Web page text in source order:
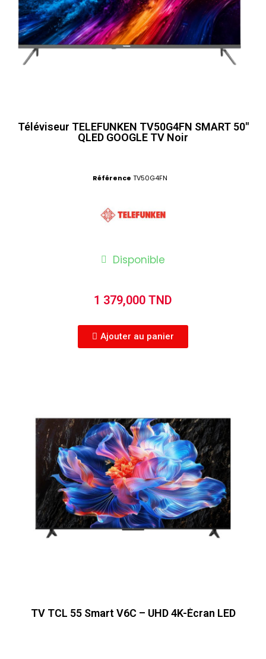
Téléviseur TELEFUNKEN TV50G4FN SMART 50"
QLED GOOGLE TV Noir
Référence TV50G4FN
Disponible
1 379,000 TND
Ajouter au panier
TV TCL 55 Smart V6C – UHD 4K-Écran LED